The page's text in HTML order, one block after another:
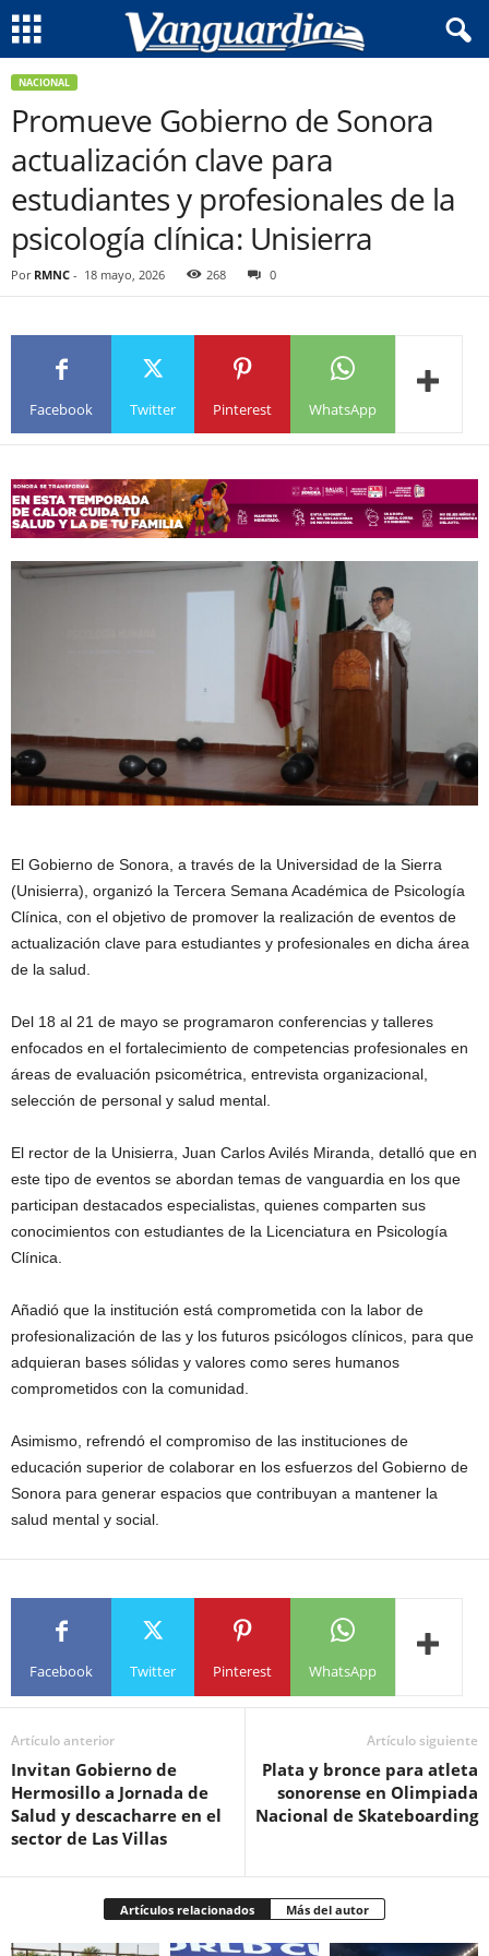
NACIONAL
Promueve Gobierno de Sonora
actualización clave para
estudiantes y profesionales de la
psicología clínica: Unisierra
Por RMNC - 18 mayo, 2026 268 0
Facebook Twitter Pinterest WhatsApp
El Gobierno de Sonora, a través de la Universidad de la Sierra
(Unisierra), organizó la Tercera Semana Académica de Psicología
Clínica, con el objetivo de promover la realización de eventos de
actualización clave para estudiantes y profesionales en dicha área
de la salud.
Del 18 al 21 de mayo se programaron conferencias y talleres
enfocados en el fortalecimiento de competencias profesionales en
áreas de evaluación psicométrica, entrevista organizacional,
selección de personal y salud mental.
El rector de la Unisierra, Juan Carlos Avilés Miranda, detalló que en
este tipo de eventos se abordan temas de vanguardia en los que
participan destacados especialistas, quienes comparten sus
conocimientos con estudiantes de la Licenciatura en Psicología
Clínica.
Añadió que la institución está comprometida con la labor de
profesionalización de las y los futuros psicólogos clínicos, para que
adquieran bases sólidas y valores como seres humanos
comprometidos con la comunidad.
Asimismo, refrendó el compromiso de las instituciones de
educación superior de colaborar en los esfuerzos del Gobierno de
Sonora para generar espacios que contribuyan a mantener la
salud mental y social.
Facebook Twitter Pinterest WhatsApp
Artículo anterior
Invitan Gobierno de
Hermosillo a Jornada de
Salud y descacharre en el
sector de Las Villas
Artículo siguiente
Plata y bronce para atleta
sonorense en Olimpiada
Nacional de Skateboarding
Artículos relacionados Más del autor